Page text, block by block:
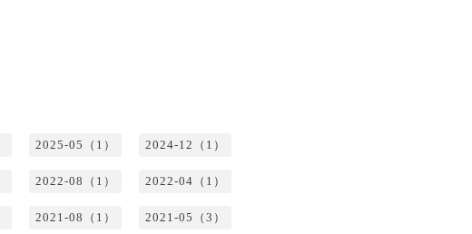
2025-05（1） 2024-12（1）
2022-08（1） 2022-04（1）
2021-08（1） 2021-05（3）